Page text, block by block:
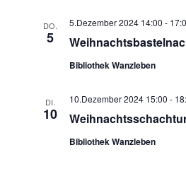
DO.
5
5.Dezember 2024 14:00 -
Bibliothek Wanzleben
DI.
10
10.Dezember 2024 15:00 -
Bibliothek Wanzleben